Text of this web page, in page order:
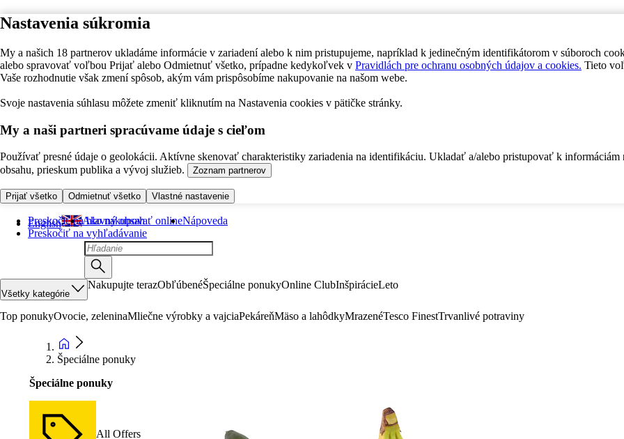
Nastavenia súkromia
My a našich 18 partnerov ukladáme informácie v zariadení alebo k nim pristupujeme, napríklad k jedinečným identifikátorom v súboroch
alebo spravovať voľbou Prijať alebo Odmietnuť všetko, prípadne kedykoľvek v Pravidlách pre ochranu osobných údajov a cookies. Tieto
Vaše rozhodnutie však zmení spôsob, akým vám prispôsobíme nakupovanie na našom webe.
Svoje nastavenia súhlasu môžete zmeniť kliknutím na Nastavenia cookies v pätičke stránky.
My a naši partneri spracúvame údaje s cieľom
Používať presné údaje o geolokácii. Aktívne skenovať charakteristiky zariadenia na identifikáciu. Ukladať a/alebo pristupovať k informáciám
obsahu, prieskum publika a vývoj služieb.
Zoznam partnerov
Prijať všetko Odmietnuť všetko Vlastné nastavenie
Preskočiť na hlavný obsah
Preskočiť na vyhľadávanie
English Ako nakupovať onlineNápoveda
Všetky kategórie
Nakupujte terazObľúbenéŠpeciálne ponukyOnline ClubInšpirácieLeto
Top ponukyOvocie, zeleninaMliečne výrobky a vajciaPekáreňMäso a lahôdkyMrazenéTesco FinestTrvanlivé potraviny
Špeciálne ponuky
Špeciálne ponuky
All Offers